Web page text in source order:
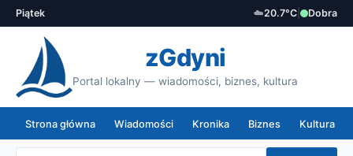
Piątek ☁️20.7°C Dobra
zGdyni
Portal lokalny — wiadomości, biznes, kultura
Strona główna Wiadomości Kronika Biznes Kultura